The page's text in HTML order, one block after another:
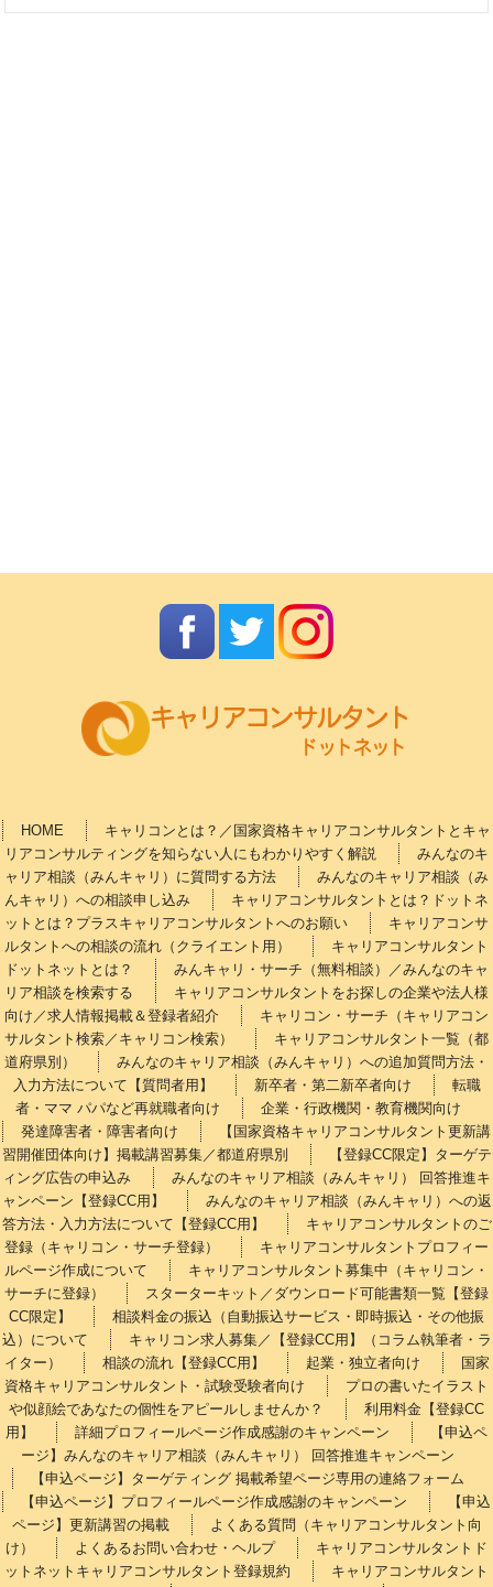
HOME
キャリコンとは？／国家資格キャリアコンサルタントとキャ
リアコンサルティングを知らない人にもわかりやすく解説
みんなのキ
ャリア相談（みんキャリ）に質問する方法
みんなのキャリア相談（み
んキャリ）への相談申し込み
キャリアコンサルタントとは？ドットネ
ットとは？プラスキャリアコンサルタントへのお願い
キャリアコンサ
ルタントへの相談の流れ（クライエント用）
キャリアコンサルタント
ドットネットとは？
みんキャリ・サーチ（無料相談）／みんなのキャ
リア相談を検索する
キャリアコンサルタントをお探しの企業や法人様
向け／求人情報掲載＆登録者紹介
キャリコン・サーチ（キャリアコン
サルタント検索／キャリコン検索）
キャリアコンサルタント一覧（都
道府県別）
みんなのキャリア相談（みんキャリ）への追加質問方法・
入力方法について【質問者用】
新卒者・第二新卒者向け
転職
者・ママ パパなど再就職者向け
企業・行政機関・教育機関向け
発達障害者・障害者向け
【国家資格キャリアコンサルタント更新講
習開催団体向け】掲載講習募集／都道府県別
【登録CC限定】ターゲテ
ィング広告の申込み
みんなのキャリア相談（みんキャリ） 回答推進キ
ャンペーン【登録CC用】
みんなのキャリア相談（みんキャリ）への返
答方法・入力方法について【登録CC用】
キャリアコンサルタントのご
登録（キャリコン・サーチ登録）
キャリアコンサルタントプロフィー
ルページ作成について
キャリアコンサルタント募集中（キャリコン・
サーチに登録）
スターターキット／ダウンロード可能書類一覧【登録
CC限定】
相談料金の振込（自動振込サービス・即時振込・その他振
込）について
キャリコン求人募集／【登録CC用】（コラム執筆者・ラ
イター）
相談の流れ【登録CC用】 起業・独立者向け
国家
資格キャリアコンサルタント・試験受験者向け
プロの書いたイラスト
や似顔絵であなたの個性をアピールしませんか？
利用料金【登録CC
用】
詳細プロフィールページ作成感謝のキャンペーン
【申込ペ
ージ】みんなのキャリア相談（みんキャリ） 回答推進キャンペーン
【申込ページ】ターゲティング 掲載希望ページ専用の連絡フォーム
【申込ページ】プロフィールページ作成感謝のキャンペーン
【申込
ページ】更新講習の掲載
よくある質問（キャリアコンサルタント向
け）
よくあるお問い合わせ・ヘルプ
キャリアコンサルタントド
ットネットキャリアコンサルタント登録規約
キャリアコンサルタント